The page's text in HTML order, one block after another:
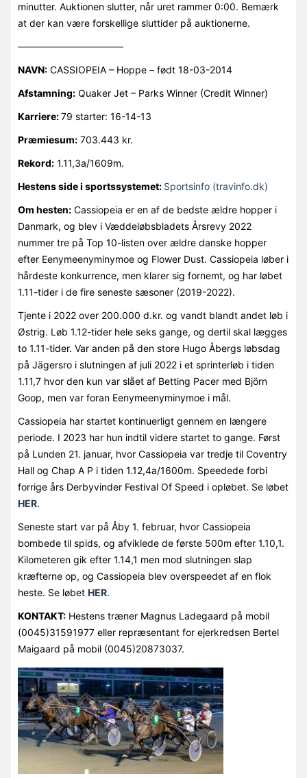
minutter. Auktionen slutter, når uret rammer 0:00. Bemærk
at der kan være forskellige sluttider på auktionerne.
———————————
NAVN:CASSIOPEIA – Hoppe – født 18-03-2014
Afstamning:Quaker Jet – Parks Winner (Credit Winner)
Karriere:79 starter: 16-14-13
Præmiesum:703.443 kr.
Rekord:1.11,3a/1609m.
Hestens side i sportssystemet: Sportsinfo (travinfo.dk)
Om hesten:Cassiopeia er en af de bedste ældre hopper i
Danmark, og blev i Væddeløbsbladets Årsrevy 2022
nummer tre på Top 10-listen over ældre danske hopper
efter Eenymeenyminymoe og Flower Dust. Cassiopeia løber i
hårdeste konkurrence, men klarer sig fornemt, og har løbet
1.11-tider i de fire seneste sæsoner (2019-2022).
Tjente i 2022 over 200.000 d.kr. og vandt blandt andet løb i
Østrig. Løb 1.12-tider hele seks gange, og dertil skal lægges
to 1.11-tider. Var anden på den store Hugo Åbergs løbsdag
på Jägersro i slutningen af juli 2022 i et sprinterløb i tiden
1.11,7 hvor den kun var slået af Betting Pacer med Björn
Goop, men var foran Eenymeenyminymoe i mål.
Cassiopeia har startet kontinuerligt gennem en længere
periode. I 2023 har hun indtil videre startet to gange. Først
på Lunden 21. januar, hvor Cassiopeia var tredje til Coventry
Hall og Chap A P i tiden 1.12,4a/1600m. Speedede forbi
forrige års Derbyvinder Festival Of Speed i opløbet. Se løbet
HER.
Seneste start var på Åby 1. februar, hvor Cassiopeia
bombede til spids, og afviklede de første 500m efter 1.10,1.
Kilometeren gik efter 1.14,1 men mod slutningen slap
kræfterne op, og Cassiopeia blev overspeedet af en flok
heste. Se løbet HER.
KONTAKT:Hestens træner Magnus Ladegaard på mobil
(0045)31591977 eller repræsentant for ejerkredsen Bertel
Maigaard på mobil (0045)20873037.